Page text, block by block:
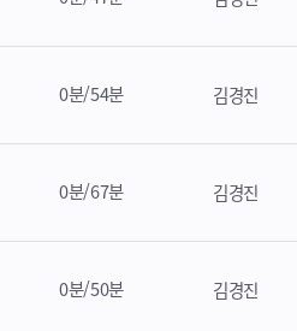
0분/54분 김경진
0분/67분 김경진
0분/50분 김경진